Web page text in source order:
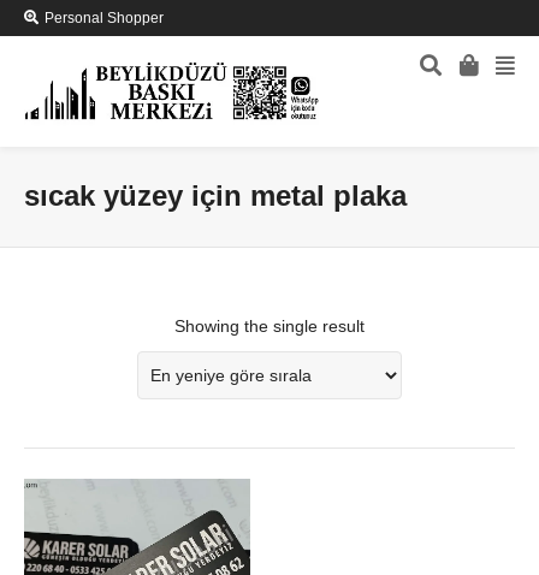
Personal Shopper
sıcak yüzey için metal plaka
Showing the single result